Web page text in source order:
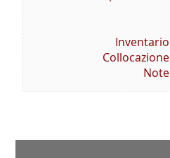
Inventario
Collocazione
Note